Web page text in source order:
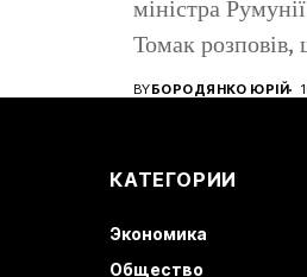
міністра
Томак розповів,
громадянство
BYБОРОДЯНКО ЮРІЙ
КАТЕГОРИИ
Экономика
Общество